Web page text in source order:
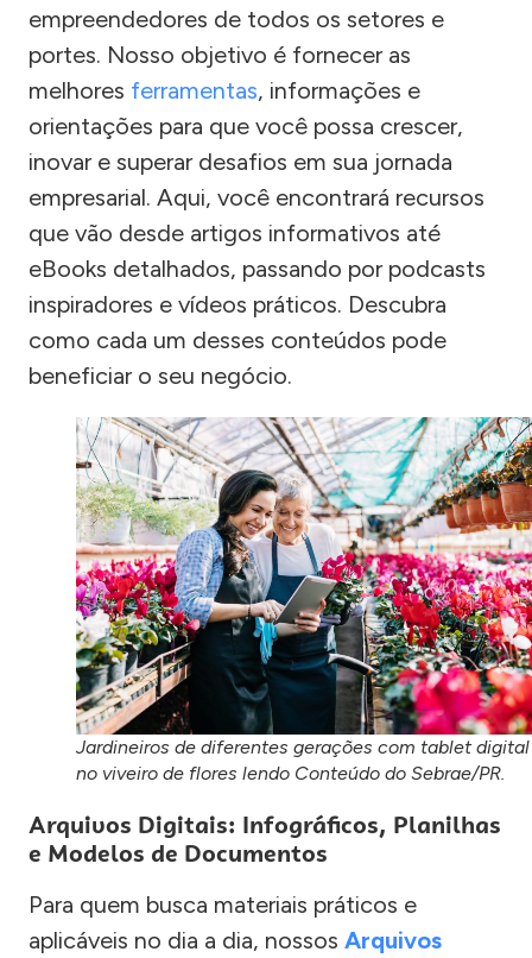
empreendedores de todos os setores e
portes. Nosso objetivo é fornecer as
melhores ferramentas, informações e
orientações para que você possa crescer,
inovar e superar desafios em sua jornada
empresarial. Aqui, você encontrará recursos
que vão desde artigos informativos até
eBooks detalhados, passando por podcasts
inspiradores e vídeos práticos. Descubra
como cada um desses conteúdos pode
beneficiar o seu negócio.
Jardineiros de diferentes gerações com tablet digital
no viveiro de flores lendo Conteúdo do Sebrae/PR.
Arquivos Digitais: Infográficos, Planilhas
e Modelos de Documentos
Para quem busca materiais práticos e
aplicáveis no dia a dia, nossos Arquivos